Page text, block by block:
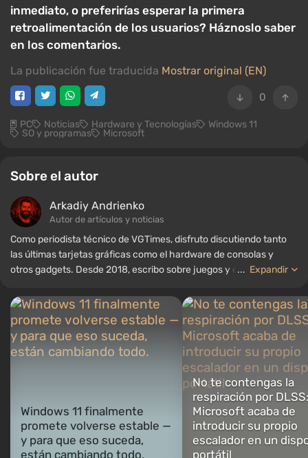
inmediato, o preferirías esperar la primera
retroalimentación de los usuarios? Háznoslo saber
en los comentarios.
La publicación fue traducida Mostrar original (EN)
0
PC Noticias Hardware y Tecnologías Windows 11
SO y programas Microsoft
Sobre el autor
Arkadiy Andrienko
Autor de artículos y noticias
Como periodista técnico de VGTimes, disfruto discutiendo tanto
las últimas tarjetas gráficas como el hardware de consolas y
otros gadgets. Desde 2018, escribo sobre juegos y equipos; mi
permitido comprender bien los matices de las tecnologías de
audio, y mi amor por la electrónica me ha llevado a estudiar el
interior de las PC, por lo que siempre estoy en busca de algo
nuevo e interesante en el ámbito del hardware para juegos.
... Expandir
Windows 11 finalmente
promete volverse estable —
y para que eso suceda,
están cambiando todo.
No te contengas la
respiración por DLSS:
Microsoft acaba de
introducir su propio
escalador en un
portátil